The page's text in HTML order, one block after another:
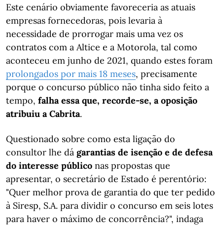
Este cenário obviamente favoreceria as atuais
empresas fornecedoras, pois levaria à
necessidade de prorrogar mais uma vez os
contratos com a Altice e a Motorola, tal como
aconteceu em junho de 2021, quando estes foram
prolongados por mais 18 meses, precisamente
porque o concurso público não tinha sido feito a
tempo, falha essa que, recorde-se, a oposição
atribuiu a Cabrita.
Questionado sobre como esta ligação do
consultor lhe dá garantias de isenção e de defesa
do interesse público nas propostas que
apresentar, o secretário de Estado é perentório:
"Quer melhor prova de garantia do que ter pedido
à Siresp, S.A. para dividir o concurso em seis lotes
para haver o máximo de concorrência?", indaga